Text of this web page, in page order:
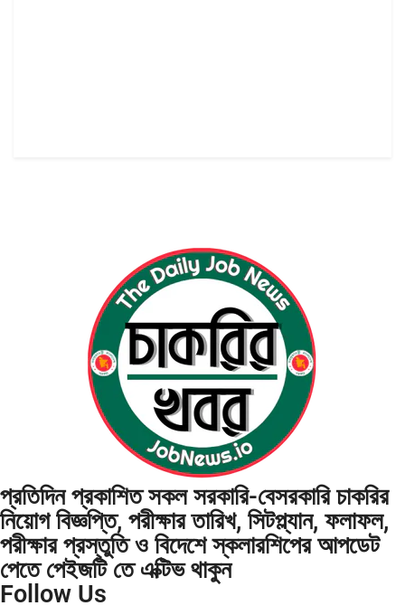
প্রতিদিন প্রকাশিত সকল সরকারি-বেসরকারি চাকরির
নিয়োগ বিজ্ঞপ্তি, পরীক্ষার তারিখ, সিটপ্ল্যান, ফলাফল,
পরীক্ষার প্রস্তুতি ও বিদেশে স্কলারশিপের আপডেট
পেতে পেইজটি তে এক্টিভ থাকুন
Follow Us